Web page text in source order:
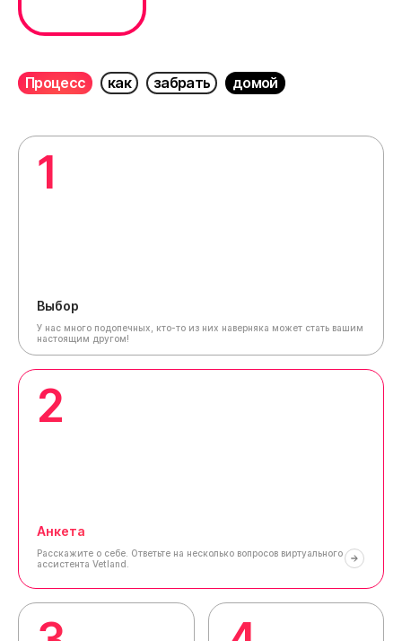
Процесс как забрать домой
1
Выбор
У нас много подопечных, кто-то из них наверняка может стать вашим
настоящим другом!
2
Анкета
Расскажите о себе. Ответьте на несколько вопросов виртуального
ассистента Vetland.